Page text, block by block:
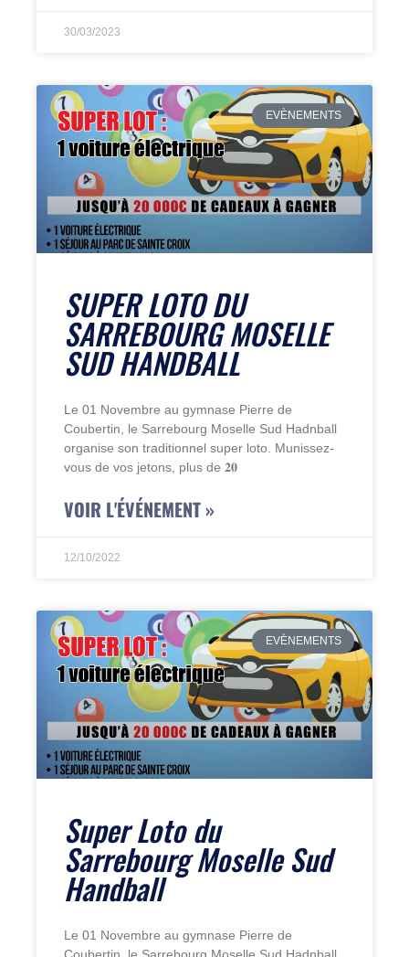
30/03/2023
EVÈNEMENTS
SUPER LOTO DU
SARREBOURG MOSELLE
SUD HANDBALL
Le 01 Novembre au gymnase Pierre de
Coubertin, le Sarrebourg Moselle Sud Hadnball
organise son traditionnel super loto. Munissez-
vous de vos jetons, plus de 𝟐𝟎
VOIR L'ÉVÉNEMENT »
12/10/2022
EVÈNEMENTS
Super Loto du
Sarrebourg Moselle Sud
Handball
Le 01 Novembre au gymnase Pierre de